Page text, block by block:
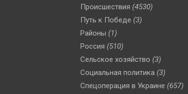
Происшествия (4530)
Путь к Победе (3)
Районы (1)
Россия (510)
Сельское хозяйство (3)
Социальная политика (3)
Спецоперация в Украине (657)